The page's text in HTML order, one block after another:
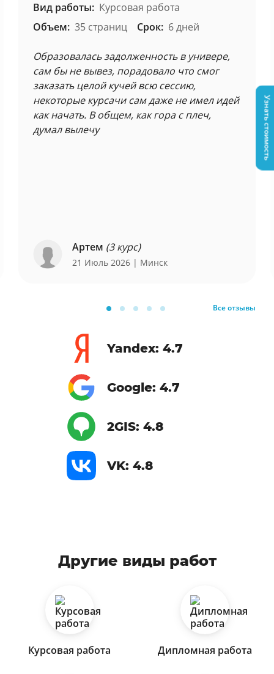
Вид работы: Курсовая работа
Объем: 35 страниц Срок: 6 дней
Образовалась задолженность в универе,
сам бы не вывез, порадовало что смог
заказать целой кучей всю сессию,
некоторые курсачи сам даже не имел идей
как начать. В общем, как гора с плеч,
думал вылечу
Артем (3 курс)
21 Июль 2026 | Минск
Все отзывы
Yandex: 4.7
Google: 4.7
2GIS: 4.8
VK: 4.8
Другие виды работ
Курсовая работа Дипломная работа
Узнать стоимость